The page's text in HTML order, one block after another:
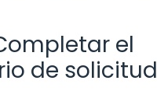
el
de solicitud